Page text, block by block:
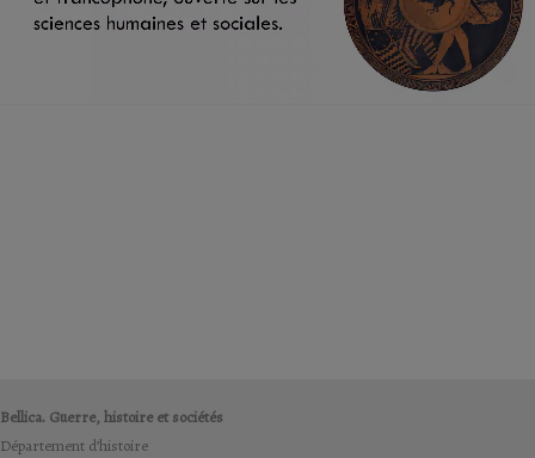
Bellica. Guerre, histoire et sociétés
Département d’histoire